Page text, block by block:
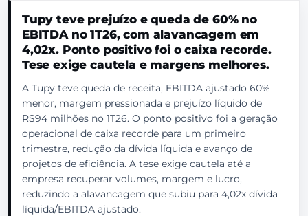
Tupy teve prejuízo e queda de 60% no
EBITDA no 1T26, com alavancagem em
4,02x. Ponto positivo foi o caixa recorde.
Tese exige cautela e margens melhores.
A Tupy teve queda de receita, EBITDA ajustado 60%
menor, margem pressionada e prejuízo líquido de
R$94 milhões no 1T26. O ponto positivo foi a geração
operacional de caixa recorde para um primeiro
trimestre, redução da dívida líquida e avanço de
projetos de eficiência. A tese exige cautela até a
empresa recuperar volumes, margem e lucro,
reduzindo a alavancagem que subiu para 4,02x dívida
líquida/EBITDA ajustado.